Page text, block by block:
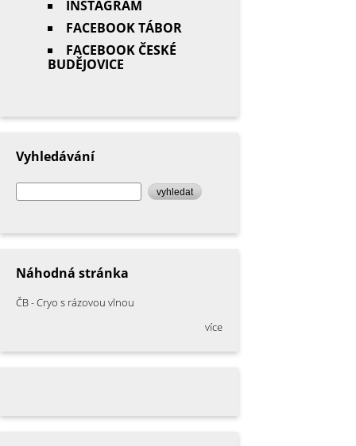
INSTAGRAM
FACEBOOK TÁBOR
FACEBOOK ČESKÉ
BUDĚJOVICE
Vyhledávání
vyhledat
Náhodná stránka
ČB - Cryo s rázovou vlnou
více